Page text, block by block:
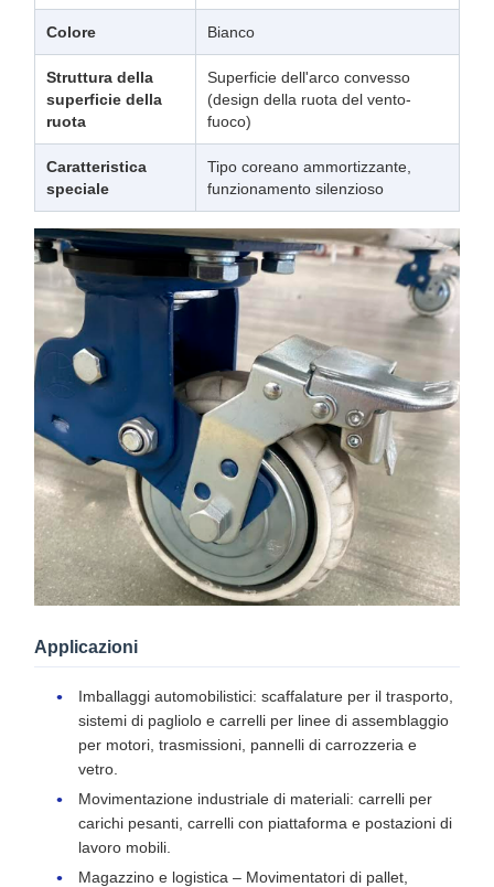
Colore Bianco
Struttura della
superficie della
ruota
Superficie dell'arco convesso
(design della ruota del vento-
fuoco)
Caratteristica
speciale
Tipo coreano ammortizzante,
funzionamento silenzioso
Applicazioni
Imballaggi automobilistici: scaffalature per il trasporto,
sistemi di pagliolo e carrelli per linee di assemblaggio
per motori, trasmissioni, pannelli di carrozzeria e
vetro.
Movimentazione industriale di materiali: carrelli per
carichi pesanti, carrelli con piattaforma e postazioni di
lavoro mobili.
Magazzino e logistica – Movimentatori di pallet,